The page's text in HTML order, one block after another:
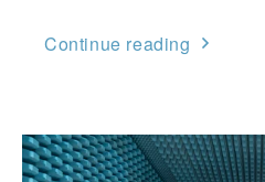
Continue reading